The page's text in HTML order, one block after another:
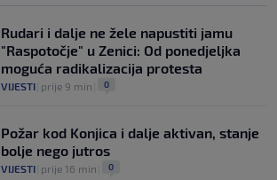
Najopasniji je u reketu, ali mora dodatno
ojačati
KOŠARKA |prije 2 h| 0
Rudari i dalje ne žele napustiti jamu
"Raspotočje" u Zenici: Od ponedjeljka
moguća radikalizacija protesta
VIJESTI prije 9 min 0
Požar kod Konjica i dalje aktivan, stanje
bolje nego jutros
VIJESTI prije 16 min 0